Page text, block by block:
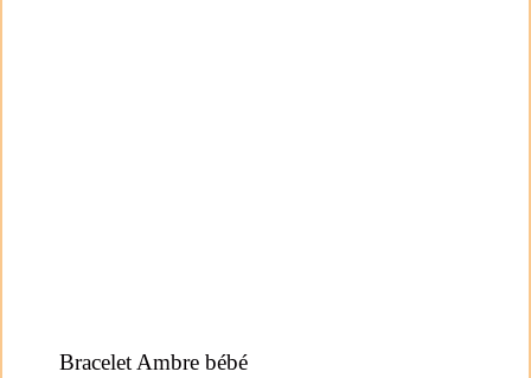
Bracelet Ambre bébé